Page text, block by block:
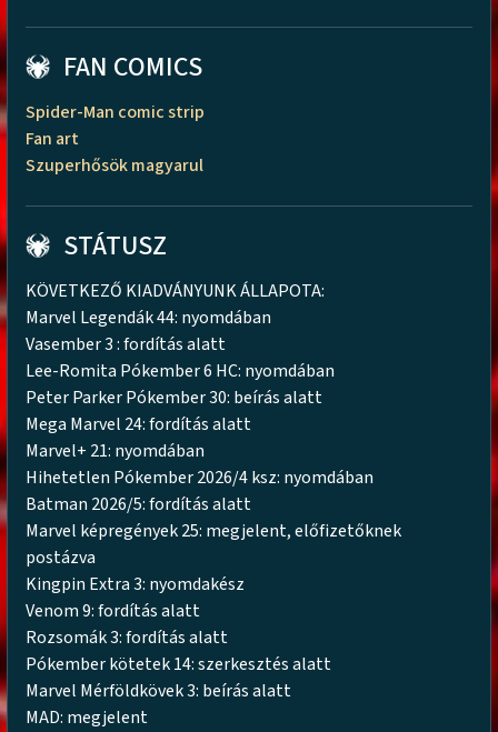
FAN COMICS
Spider-Man comic strip
Fan art
Szuperhősök magyarul
STÁTUSZ
KÖVETKEZŐ KIADVÁNYUNK ÁLLAPOTA:
Marvel Legendák 44: nyomdában
Vasember 3 : fordítás alatt
Lee-Romita Pókember 6 HC: nyomdában
Peter Parker Pókember 30: beírás alatt
Mega Marvel 24: fordítás alatt
Marvel+ 21: nyomdában
Hihetetlen Pókember 2026/4 ksz: nyomdában
Batman 2026/5: fordítás alatt
Marvel képregények 25: megjelent, előfizetőknek
postázva
Kingpin Extra 3: nyomdakész
Venom 9: fordítás alatt
Rozsomák 3: fordítás alatt
Pókember kötetek 14: szerkesztés alatt
Marvel Mérföldkövek 3: beírás alatt
MAD: megjelent